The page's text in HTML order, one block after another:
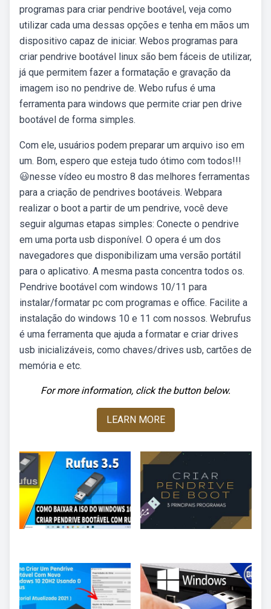
programas para criar pendrive bootável, veja como
utilizar cada uma dessas opções e tenha em mãos um
dispositivo capaz de iniciar. Webos programas para
criar pendrive bootável linux são bem fáceis de utilizar,
já que permitem fazer a formatação e gravação da
imagem iso no pendrive de. Webo rufus é uma
ferramenta para windows que permite criar pen drive
bootável de forma simples.
Com ele, usuários podem preparar um arquivo iso em
um. Bom, espero que esteja tudo ótimo com todos!!!
😃nesse vídeo eu mostro 8 das melhores ferramentas
para a criação de pendrives bootáveis. Webpara
realizar o boot a partir de um pendrive, você deve
seguir algumas etapas simples: Conecte o pendrive
em uma porta usb disponível. O opera é um dos
navegadores que disponibilizam uma versão portátil
para o aplicativo. A mesma pasta concentra todos os.
Pendrive bootável com windows 10/11 para
instalar/formatar pc com programas e office. Facilite a
instalação do windows 10 e 11 com nossos. Webrufus
é uma ferramenta que ajuda a formatar e criar drives
usb inicializáveis, como chaves/drives usb, cartões de
memória e etc.
For more information, click the button below.
LEARN MORE